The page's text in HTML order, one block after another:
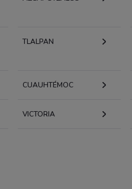
TLALPAN
CUAUHTÉMOC
VICTORIA